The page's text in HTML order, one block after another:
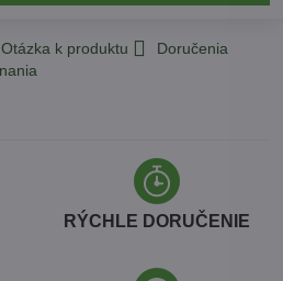
Otázka k produktu Doručenia
RÝCHLE DORUČENIE